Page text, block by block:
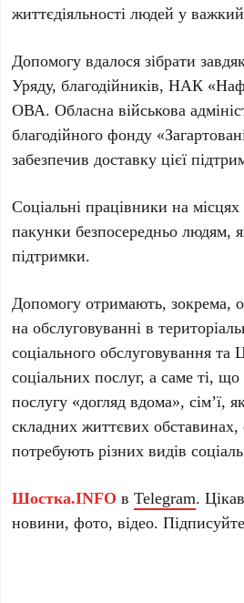
життєдіяльності людей у
Допомогу вдалося зібрати
Уряду, благодійників, НАК
ОВА. Обласна військова
благодійного фонду
забезпечив доставку цієї
Соціальні працівники на
пакунки безпосередньо людям,
підтримки.
Допомогу отримають, зокрема,
на обслуговуванні в
соціального обслуговування та
соціальних послуг, а саме ті,
послугу «догляд вдома», сім’ї,
складних життєвих обставинах,
потребують різних видів
Шостка.INFO вTelegram.
новини, фото, відео.